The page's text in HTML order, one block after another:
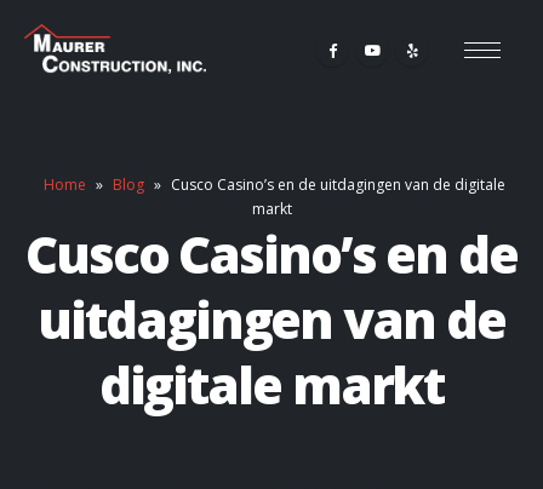
Home » Blog » Cusco Casino’s en de uitdagingen van de digitale
markt
Cusco Casino’s en de
uitdagingen van de
digitale markt